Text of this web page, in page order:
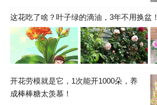
这花吃了啥？叶子绿的滴油，3年不用换盆！
开花劳模就是它，1次能开1000朵，养
成棒棒糖太羡慕！